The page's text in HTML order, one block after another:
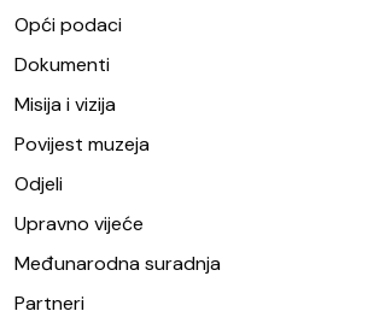
Opći podaci
Dokumenti
Misija i vizija
Povijest muzeja
Odjeli
Upravno vijeće
Međunarodna suradnja
Partneri